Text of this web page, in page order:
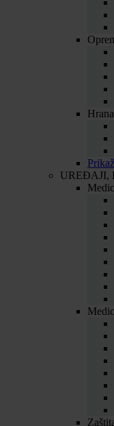
UREĐAJI,